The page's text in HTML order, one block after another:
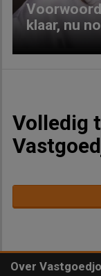
klaar, nu
Volledig
Over